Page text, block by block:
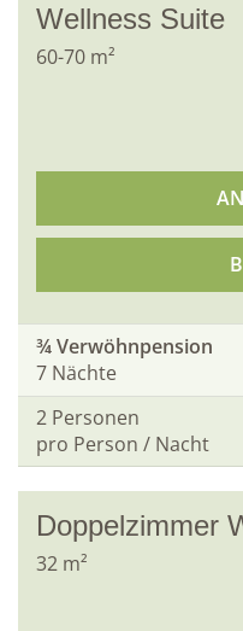
Wellness Suite
60-70 m²
¾ Verwöhnpension
7 Nächte
2 Personen
pro Person / Nacht
Doppelzimmer
32 m²